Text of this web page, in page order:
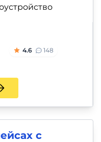
4.6 148
с